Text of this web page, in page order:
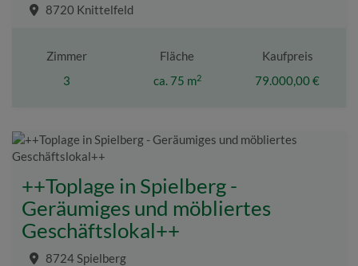
8720 Knittelfeld
Zimmer
3
Fläche
ca. 75 m2
Kaufpreis
79.000,00 €
++Toplage in Spielberg -
Geräumiges und möbliertes
Geschäftslokal++
8724 Spielberg